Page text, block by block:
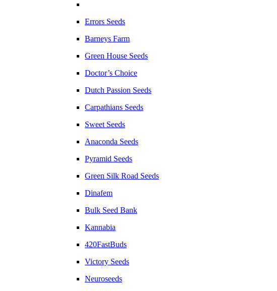
Errors Seeds
Barneys Farm
Green House Seeds
Doctor’s Choice
Dutch Passion Seeds
Carpathians Seeds
Sweet Seeds
Anaconda Seeds
Pyramid Seeds
Green Silk Road Seeds
Dinafem
Bulk Seed Bank
Kannabia
420FastBuds
Victory Seeds
Neuroseeds